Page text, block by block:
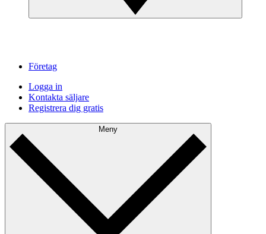
Företag
Logga in
Kontakta säljare
Registrera dig gratis
Meny